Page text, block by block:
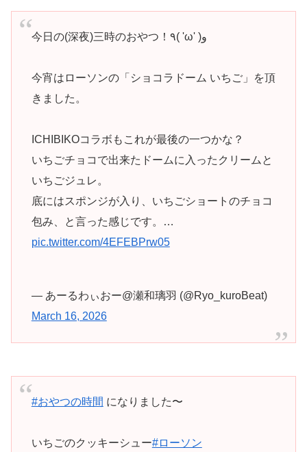
今日の(深夜)三時のおやつ！٩( 'ω' )و
今宵はローソンの「ショコラドーム いちご」を頂
きました。
ICHIBIKOコラボもこれが最後の一つかな？
いちごチョコで出来たドームに入ったクリームと
いちごジュレ。
底にはスポンジが入り、いちごショートのチョコ
包み、と言った感じです。…
pic.twitter.com/4EFEBPrw05
— あーるわぃおー@瀬和璃羽 (@Ryo_kuroBeat)
March 16, 2026
#おやつの時間 になりました〜
いちごのクッキーシュー#ローソン